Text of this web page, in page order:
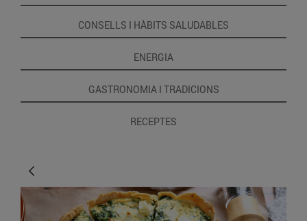
CONSELLS I HÀBITS SALUDABLES
ENERGIA
GASTRONOMIA I TRADICIONS
RECEPTES